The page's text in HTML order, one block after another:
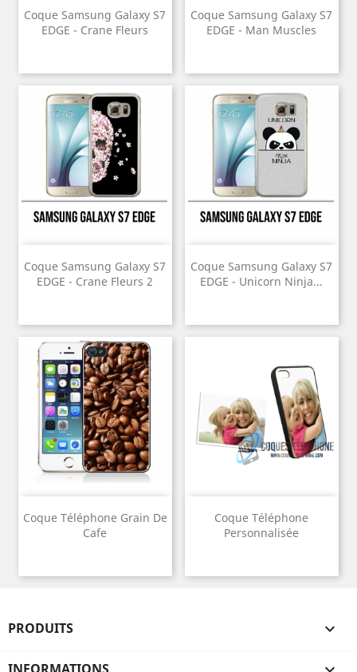
Coque Samsung Galaxy S7
EDGE - Crane Fleurs
Coque Samsung Galaxy S7
EDGE - Man Muscles
Coque Samsung Galaxy S7
EDGE - Crane Fleurs 2
Coque Samsung Galaxy S7
EDGE - Unicorn Ninja...
Coque Téléphone Grain De
Cafe
Coque Téléphone
Personnalisée
PRODUITS 